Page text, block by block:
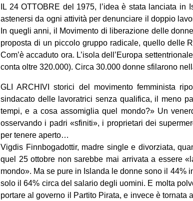
IL 24 OTTOBRE del 1975, l’idea è stata lanciata
astenersi da ogni attività per denunciare il doppio
In quegli anni, il Movimento di liberazione delle
proposta di un piccolo gruppo radicale, quello delle
Com’è accaduto ora. L’isola dell’Europa
conta oltre 320.000). Circa 30.000 donne sfilarono
GLI ARCHIVI storici del movimento femminista
sindacato delle lavoratrici senza qualifica, il meno
tempi, e a cosa assomiglia quel mondo?» Un
osservando i padri «sfiniti», i proprietari dei
per tenere aperto…
Vigdis Finnbogadottir, madre single e divorziata,
quel 25 ottobre non sarebbe mai arrivata a essere
mondo». Ma se pure in Islanda le donne sono il 44%
solo il 64% circa del salario degli uomini. E molta
portare al governo il Partito Pirata, e invece è tornata